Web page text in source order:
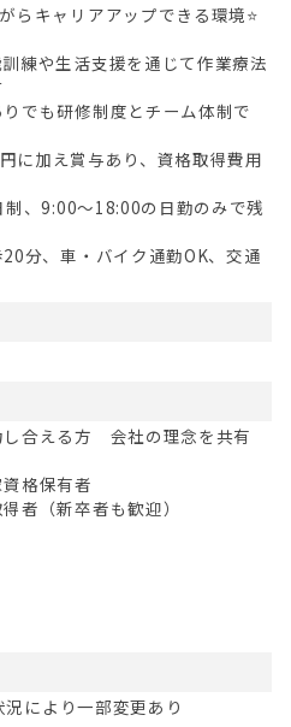
らキャリアアップできる環境⭐
練や生活支援を通じて作業療法
でも研修制度とチーム体制で
加え賞与あり、資格取得費用
、9:00～18:00の日勤のみで残
分、車・バイク通勤OK、交通
し合える方 会社の理念を共有
格保有者
者（新卒者も歓迎）
により一部変更あり